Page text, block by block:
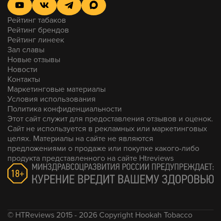
Ассоциативно я всё равно вижу здесь
ягоды
. Не засахаренный, не кислый, не
переваренный — а сделанный по хорошему и
проверенному рецепту.
Крепость — моё почтение. Подкрутили и аромку, и
сырьё. Удивительно, я привык к более лёгкой
версии Догмы, а вот сейчас — самое оно.
Мой итог: шампуней и мыла здесь — нет! Химозности
— ну, может, капельку из-за специфики вкуса, но в
большей степени в сторону натуральности. Ранее
видел наблюдения про парфюм — честно, не
увидел.
Конкретный итог: да, вкуснотеево это! Ароматика
держится, крепость множится, сырьё вкусное. Но
снижу слегка оценку — просто я не такой любитель
данной ягоды. А в остальном — браво!
Рейтинг табаков
Рейтинг брендов
Рейтинг линеек
Зал славы
Новые отзывы
Новости
Контакты
Маркетинговые материалы
Условия использования
Политика конфиденциальности
Этот сайт служит для предоставления отзывов и оценок.
Сайт не используется в рекламных или маркетинговых
целях. Материалы на сайте не являются
предложениями о продаже или покупке какого-либо
продукта представленного на сайте Htreviews
© HTReviews 2015 - 2026 Copyright Hookah Tobacco